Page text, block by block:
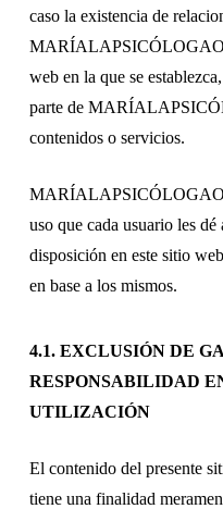
caso la existencia de
web en la que se
parte de
contenidos o servicios.
uso que cada usuario les dé
disposición en este sitio
en base a los mismos.
4.1. EXCLUSIÓN DE
RESPONSABILIDAD
UTILIZACIÓN
El contenido del presente
tiene una finalidad